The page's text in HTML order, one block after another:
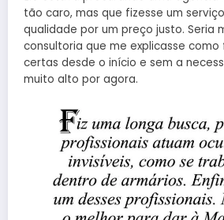
tão caro, mas que fizesse um
qualidade por um preço justo. Seria
consultoria que me explicasse como
certas desde o início e sem a
muito alto por agora.